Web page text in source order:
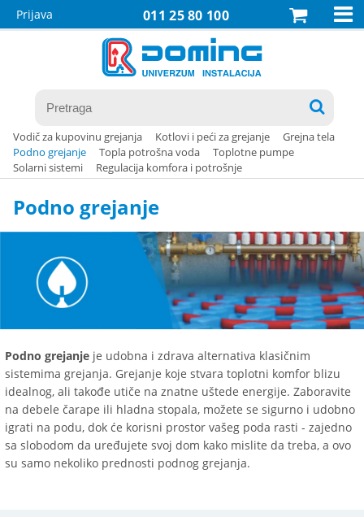
011 25 80 100
Prijava 

Podno grejanje
Podno grejanje je udobna i zdrava alternativa klasičnim
sistemima grejanja. Grejanje koje stvara toplotni komfor blizu
idealnog, ali takođe utiče na znatne uštede energije. Zaboravite
na debele čarape ili hladna stopala, možete se sigurno i udobno
igrati na podu, dok će korisni prostor vašeg poda rasti - zajedno
sa slobodom da uređujete svoj dom kako mislite da treba, a ovo
su samo nekoliko prednosti podnog grejanja.
Vodič za kupovinu grejanja Kotlovi i peći za grejanje
Grejna tela
Podno grejanje
Topla potrošna voda
Toplotne pumpe
Solarni sistemi
Regulacija komfora i potrošnje